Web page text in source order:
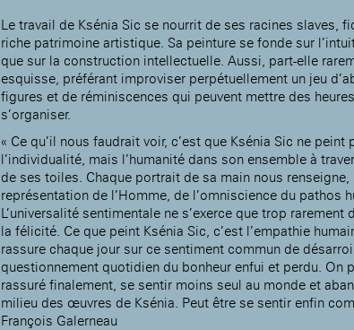
Le travail de Ksénia Sic se nourrit de ses racines slaves,
riche patrimoine artistique. Sa peinture se fonde sur
que sur la construction intellectuelle. Aussi, part-elle
esquisse, préférant improviser perpétuellement un jeu
figures et de réminiscences qui peuvent mettre des
s’organiser.
« Ce qu’il nous faudrait voir, c’est que Ksénia Sic ne peint
l’individualité, mais l’humanité dans son ensemble à
de ses toiles. Chaque portrait de sa main nous renseigne,
représentation de l’Homme, de l’omniscience du pathos
L’universalité sentimentale ne s’exerce que trop rarement
la félicité. Ce que peint Ksénia Sic, c’est l’empathie
rassure chaque jour sur ce sentiment commun de
questionnement quotidien du bonheur enfui et perdu. On
rassuré finalement, se sentir moins seul au monde et
milieu des œuvres de Ksénia. Peut être se sentir enfin
François Galerneau
Patrimoine
d’art, laMABA
Promouvoir la scène
française à l’international
Produire, dans la
résidence de
Moly-
Sabata
Accompagner le grand
âge, à la
Maison
nationale des artistes
(EHPAD)
Fondation
Fondation
Bibliothèque
Smith-Lesouëf
Parc
Cabinet de curiosité et
Rotonde Balzac de l’Hôtel
Salomon de Rothschild
Jardin public de l’Hôtel
Salomon de Rothschild